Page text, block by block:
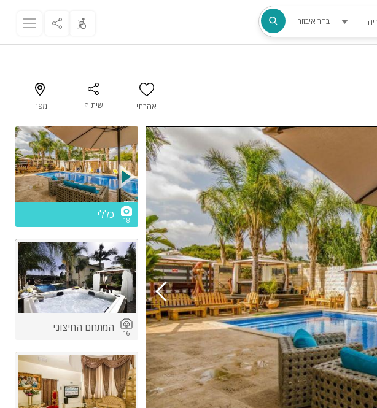
בחר איבזור
פינת מנגל
להשכרה
סאונה
קריוקי
גקוזי
שולחן סנוקר
פלייסטיישן
Xbox
ארוחת בוקר
שולחן פוקר
מקרן
גישה לנכים
אהבתי שיתוף מפה
2/18
18 כללי
16 המתחם החיצוני